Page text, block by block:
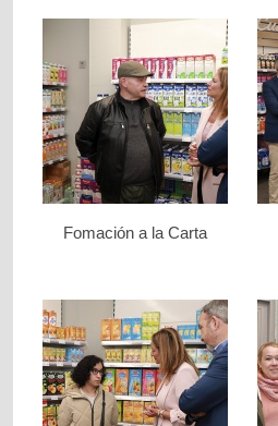
Fomación a la Carta